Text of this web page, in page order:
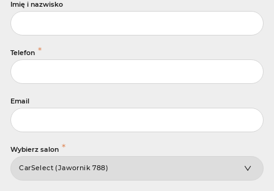
Imię i nazwisko
Telefon *
Email
Wybierz salon *